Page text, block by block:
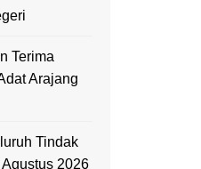
Terima
Arajang
Tindak
2026